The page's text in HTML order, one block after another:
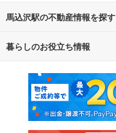
馬込沢駅の不動産情報を探す
不動産・住宅
新築マンション
新築一戸建て
暮らしのお役立ち情報
マンションカタログ